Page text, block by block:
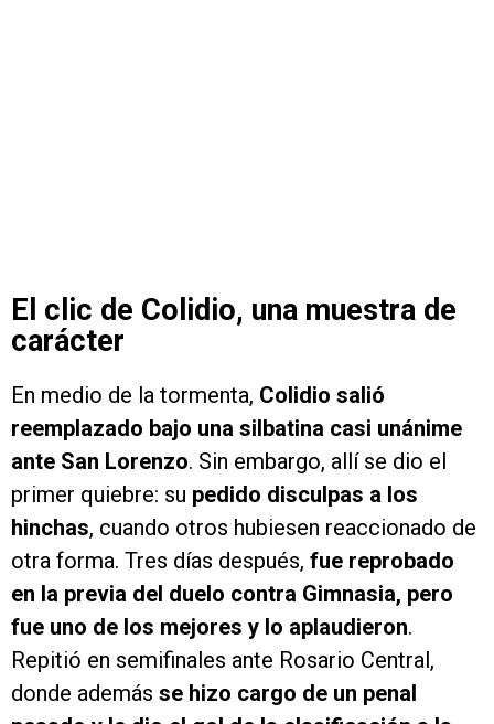
El clic de Colidio, una muestra de
carácter
En medio de la tormenta, Colidio salió
reemplazado bajo una silbatina casi unánime
ante San Lorenzo. Sin embargo, allí se dio el
primer quiebre: su pedido disculpas a los
hinchas, cuando otros hubiesen reaccionado de
otra forma. Tres días después, fue reprobado
en la previa del duelo contra Gimnasia, pero
fue uno de los mejores y lo aplaudieron.
Repitió en semifinales ante Rosario Central,
donde además se hizo cargo de un penal